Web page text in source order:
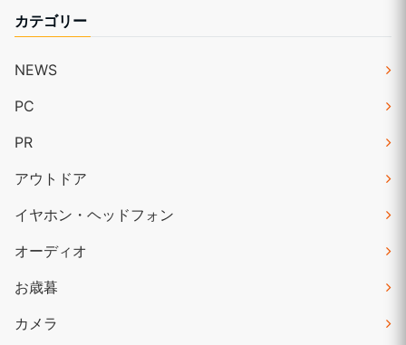
カテゴリー
NEWS
PC
PR
アウトドア
イヤホン・ヘッドフォン
オーディオ
お歳暮
カメラ